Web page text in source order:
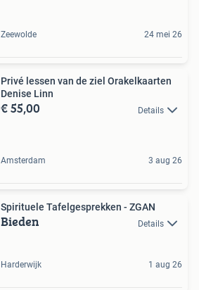
Zeewolde 24 mei 26
Privé lessen van de ziel Orakelkaarten
Denise Linn
€ 55,00 Details
Amsterdam 3 aug 26
Spirituele Tafelgesprekken - ZGAN
Bieden Details
Harderwijk 1 aug 26